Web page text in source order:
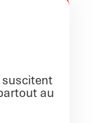
suscitent
au